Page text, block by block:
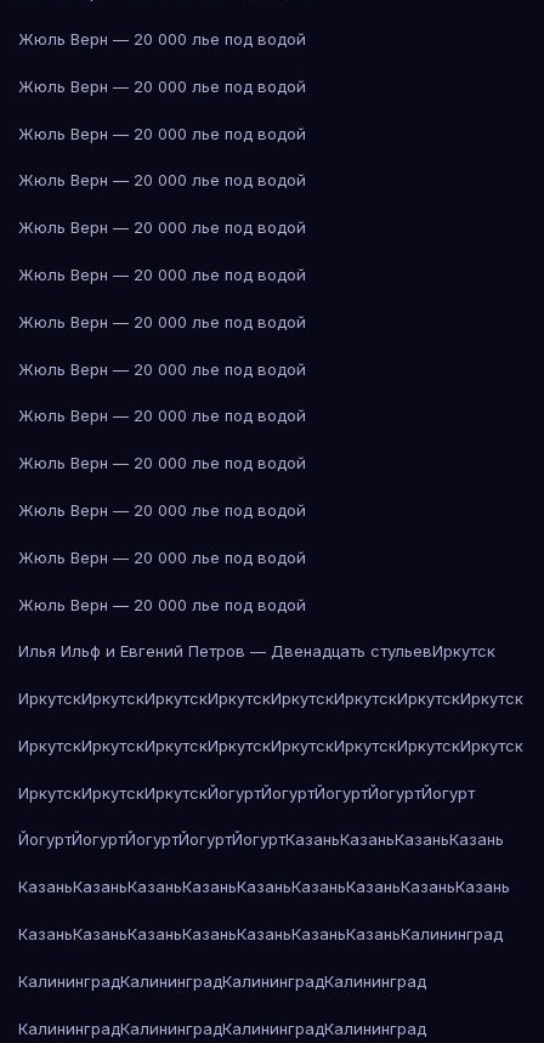
Жюль Верн — 20 000 лье под водой
Жюль Верн — 20 000 лье под водой
Жюль Верн — 20 000 лье под водой
Жюль Верн — 20 000 лье под водой
Жюль Верн — 20 000 лье под водой
Жюль Верн — 20 000 лье под водой
Жюль Верн — 20 000 лье под водой
Жюль Верн — 20 000 лье под водой
Жюль Верн — 20 000 лье под водой
Жюль Верн — 20 000 лье под водой
Жюль Верн — 20 000 лье под водой
Жюль Верн — 20 000 лье под водой
Жюль Верн — 20 000 лье под водой
Илья Ильф и Евгений Петров — Двенадцать стульевИркутск
ИркутскИркутскИркутскИркутскИркутскИркутскИркутскИркутск
ИркутскИркутскИркутскИркутскИркутскИркутскИркутскИркутск
ИркутскИркутскИркутскЙогуртЙогуртЙогуртЙогуртЙогурт
ЙогуртЙогуртЙогуртЙогуртЙогуртКазаньКазаньКазаньКазань
КазаньКазаньКазаньКазаньКазаньКазаньКазаньКазаньКазань
КазаньКазаньКазаньКазаньКазаньКазаньКазаньКалининград
КалининградКалининградКалининградКалининград
КалининградКалининградКалининградКалининград